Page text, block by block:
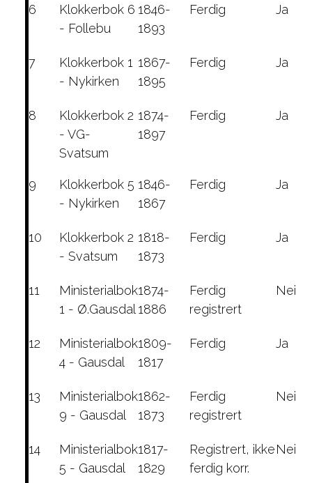
6
Klokkerbok 6
- Follebu
1846-
1893
Ferdig Ja
7
Klokkerbok 1
- Nykirken
1867-
1895
Ferdig Ja
8
Klokkerbok 2
- VG-
Svatsum
1874-
1897
Ferdig Ja
9
Klokkerbok 5
- Nykirken
1846-
1867
Ferdig Ja
10
Klokkerbok 2
- Svatsum
1818-
1873
Ferdig Ja
11
Ministerialbok
1 - Ø.Gausdal
1874-
1886
Ferdig
registrert
Nei
12
Ministerialbok
4 - Gausdal
1809-
1817
Ferdig Ja
13
Ministerialbok
9 - Gausdal
1862-
1873
Ferdig
registrert
Nei
14
Ministerialbok
5 - Gausdal
1817-
1829
Registrert, ikke
ferdig korr.
Nei